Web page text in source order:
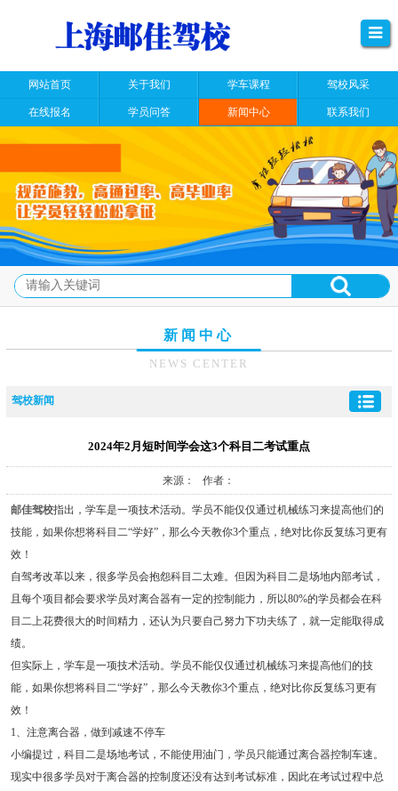
网站首页 关于我们 学车课程 驾校风采
在线报名 学员问答 新闻中心 联系我们
新闻中心
NEWS CENTER
驾校新闻
2024年2月短时间学会这3个科目二考试重点
来源： 作者：
邮佳驾校指出，学车是一项技术活动。学员不能仅仅通过机械练习来提高他们的
技能，如果你想将科目二“学好”，那么今天教你3个重点，绝对比你反复练习更有
效！
自驾考改革以来，很多学员会抱怨科目二太难。但因为科目二是场地内部考试，
且每个项目都会要求学员对离合器有一定的控制能力，所以80%的学员都会在科
目二上花费很大的时间精力，还认为只要自己努力下功夫练了，就一定能取得成
绩。
但实际上，学车是一项技术活动。学员不能仅仅通过机械练习来提高他们的技
能，如果你想将科目二“学好”，那么今天教你3个重点，绝对比你反复练习更有
效！
1、注意离合器，做到减速不停车
小编提过，科目二是场地考试，不能使用油门，学员只能通过离合器控制车速。
现实中很多学员对于离合器的控制度还没有达到考试标准，因此在考试过程中总